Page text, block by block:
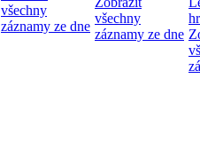
všechny
záznamy ze dne
všechny
záznamy ze dne